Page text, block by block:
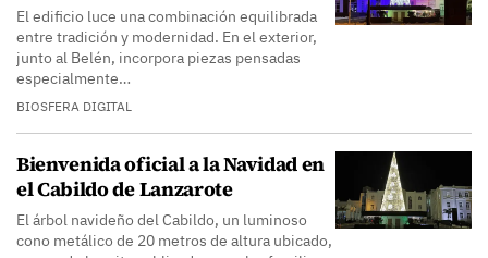
El edificio luce una combinación equilibrada
entre tradición y modernidad. En el exterior,
junto al Belén, incorpora piezas pensadas
especialmente…
BIOSFERA DIGITAL
Bienvenida oficial a la Navidad en
el Cabildo de Lanzarote
El árbol navideño del Cabildo, un luminoso
cono metálico de 20 metros de altura ubicado,